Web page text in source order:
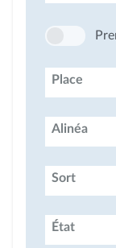
Place
Alinéa
Sort
État